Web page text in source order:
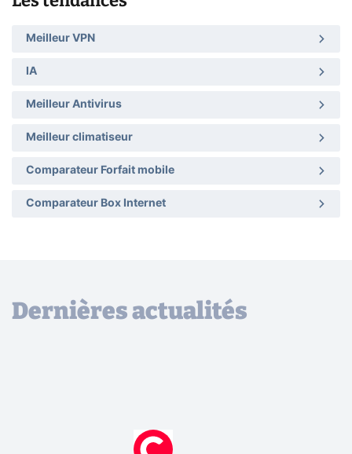
Meilleur VPN
IA
Meilleur Antivirus
Meilleur climatiseur
Comparateur Forfait mobile
Comparateur Box Internet
Dernières actualités